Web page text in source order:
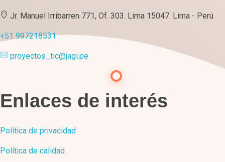
Jr. Manuel Irribarren 771, Of. 303. Lima 15047. Lima - Perú
+51 997218531
proyectos_tic@jagi.pe
Enlaces de interés
Política de privacidad
Política de calidad